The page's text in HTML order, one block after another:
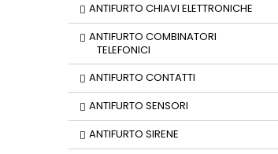
ANTIFURTO CHIAVI ELETTRONICHE
ANTIFURTO COMBINATORI
TELEFONICI
ANTIFURTO CONTATTI
ANTIFURTO SENSORI
ANTIFURTO SIRENE